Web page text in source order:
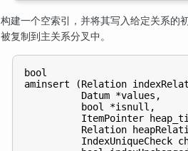
构建一个空索引，并将其写入给定关系的
被复制到主关系分叉中。
bool
aminsert (Relation
          Datum *values,
          bool *isnull,
ItemPointer
Relation
IndexUniqueCheck